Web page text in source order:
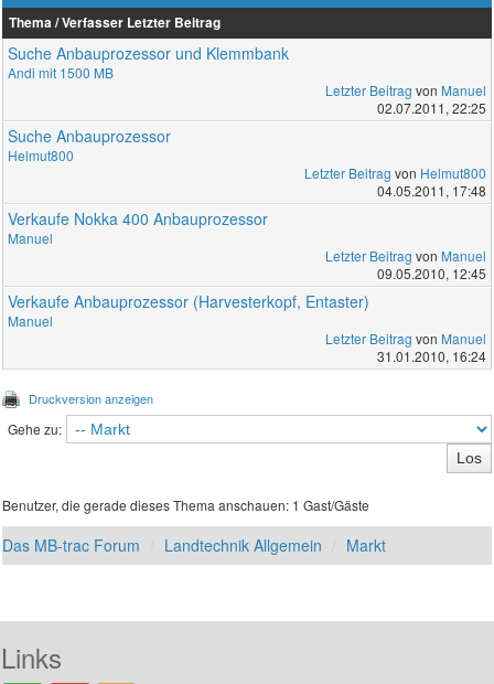
Thema / Verfasser Letzter Beitrag
Suche Anbauprozessor und Klemmbank
Andi mit 1500 MB
Letzter Beitrag von Manuel
02.07.2011, 22:25
Suche Anbauprozessor
Helmut800
Letzter Beitrag von Helmut800
04.05.2011, 17:48
Verkaufe Nokka 400 Anbauprozessor
Manuel
Letzter Beitrag von Manuel
09.05.2010, 12:45
Verkaufe Anbauprozessor (Harvesterkopf, Entaster)
Manuel
Letzter Beitrag von Manuel
31.01.2010, 16:24
Druckversion anzeigen
Gehe zu:
Benutzer, die gerade dieses Thema anschauen: 1 Gast/Gäste
Das MB-trac Forum Landtechnik Allgemein Markt
Links